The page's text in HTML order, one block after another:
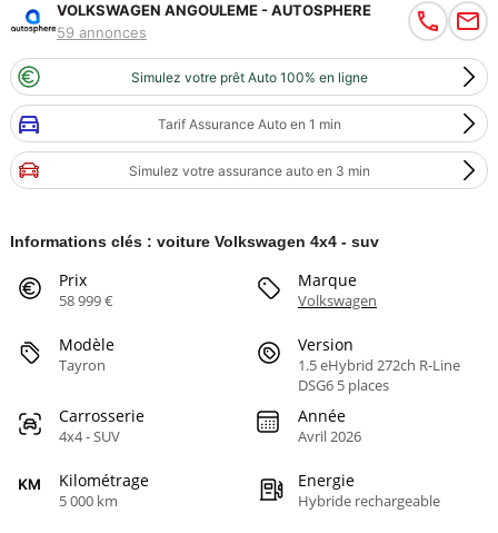
VOLKSWAGEN ANGOULEME - AUTOSPHERE
59 annonces
Simulez votre prêt Auto 100% en ligne
Tarif Assurance Auto en 1 min
Simulez votre assurance auto en 3 min
Informations clés : voiture Volkswagen 4x4 - suv
Prix
58 999 €
Marque
Volkswagen
Modèle
Tayron
Version
1.5 eHybrid 272ch R-Line
DSG6 5 places
Carrosserie
4x4 - SUV
Année
Avril 2026
Kilométrage
5 000 km
Energie
Hybride rechargeable